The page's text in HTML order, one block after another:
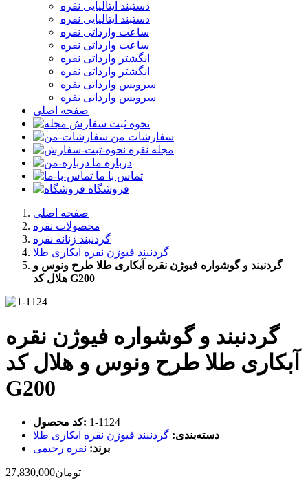
دستبند ایتالیایی نقره
دستبند ایتالیایی نقره
ساعت وارداتی نقره
ساعت وارداتی نقره
انگشتر وارداتی نقره
انگشتر وارداتی نقره
سرویس وارداتی نقره
سرویس وارداتی نقره
صفحه اصلی
نحوه ثبت سفارش
سفارشات من
مجله نقره
درباره ما
تماس با ما
فروشگاه
صفحه اصلی
محصولات نقره
گردنبند زنانه نقره
گردنبند فیوژن نقره آبکاری طلا
گردنبند و گوشواره فیوژن نقره آبکاری طلا طرح ونوس و
هلال کد G200
گردنبند و گوشواره فیوژن نقره
آبکاری طلا طرح ونوس و هلال کد
G200
کد محصول: ‎1-1124
دسته‌بندی: گردنبند فیوژن نقره آبکاری طلا
برند: نقره رحیمی
27,830,000تومان